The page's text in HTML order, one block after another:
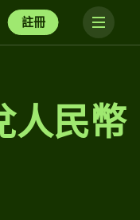
註冊
人民幣